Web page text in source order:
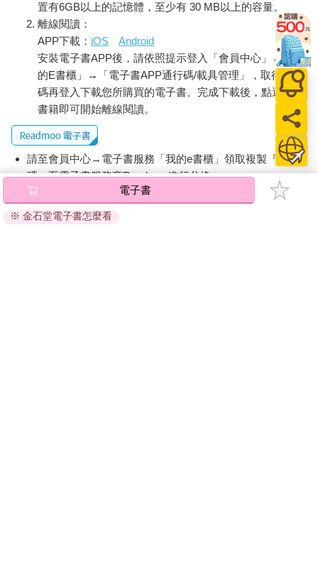
「對。就是憤怒。」
觀風先收下這個答案，接著思索起來。憤怒……經他這麼一說，
觀風也覺得當時的情緒適合用這個詞彙來解釋。但是――
「……我為什麼會憤怒？」
他不明白原因，於是提出這樣的問題。明晰一聽便很沒禮貌地用
食指指著他怒吼：「這種事你自己去想啦！」
觀風不懂，為什麼明晰會表現出這種態度。正好這時瑪德蓮走了
「哦――，你來啦。」
明晰一見到瑪德蓮，便輪流指著自己與馬車說：「我也會一起去
喔。」大概是明白他的意思吧，瑪德蓮點了個頭。他對明晰表現
出友好的態度，看來是認為明晰不會危害自己。
瑪德蓮換上順英之民愛穿的、方便活動的服裝，並在外面套著一
件用堅固的布料縫製而成的連帽斗篷。身上到處都黏著柔細的白
置有6GB以上的記憶體，至少有 30 MB以上的容量。
離線閱讀：
APP下載： iOS
Android
安裝電子書APP後，請依照提示登入「會員中心」→「我
的E書櫃」→「電子書APP通行碼/載具管理」，取得通行
碼再登入下載您所購買的電子書。完成下載後，點選任一
書籍即可開始離線閱讀。
請至會員中心→電子書服務「我的e書櫃」領取複製『兌換
碼』至電子書服務商Readmoo進行兌換。
退換貨須知：
因版權保護，您在金石堂所購買的電子書僅能以金石堂專屬
電子書
※ 金石堂電子書怎麼看